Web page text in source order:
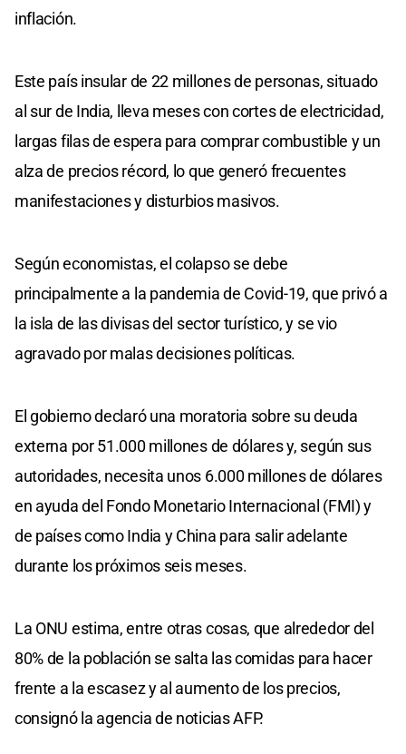
inflación.
Este país insular de 22 millones de personas, situado
al sur de India, lleva meses con cortes de electricidad,
largas filas de espera para comprar combustible y un
alza de precios récord, lo que generó frecuentes
manifestaciones y disturbios masivos.
Según economistas, el colapso se debe
principalmente a la pandemia de Covid-19, que privó a
la isla de las divisas del sector turístico, y se vio
agravado por malas decisiones políticas.
El gobierno declaró una moratoria sobre su deuda
externa por 51.000 millones de dólares y, según sus
autoridades, necesita unos 6.000 millones de dólares
en ayuda del Fondo Monetario Internacional (FMI) y
de países como India y China para salir adelante
durante los próximos seis meses.
La ONU estima, entre otras cosas, que alrededor del
80% de la población se salta las comidas para hacer
frente a la escasez y al aumento de los precios,
consignó la agencia de noticias AFP.